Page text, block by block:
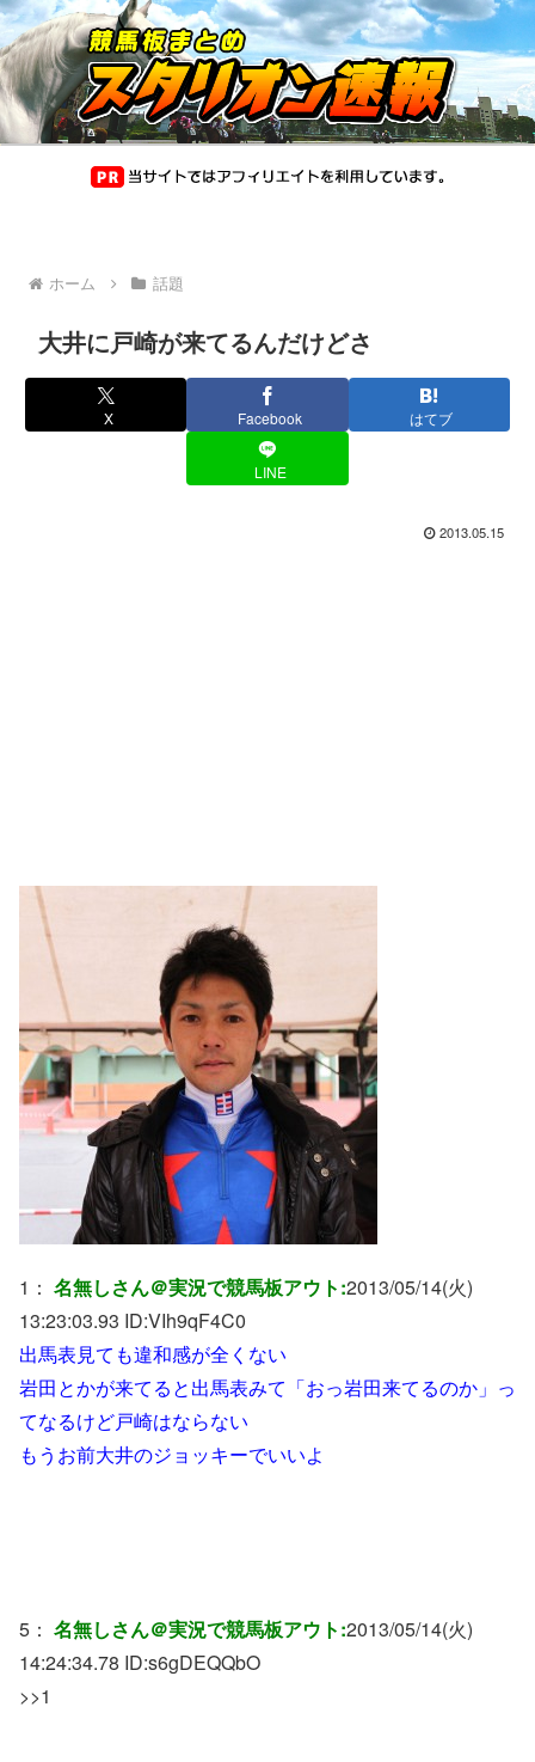
ホーム 話題
大井に戸崎が来てるんだけどさ
X Facebook はてブ
LINE
2013.05.15
1： 名無しさん＠実況で競馬板アウト:2013/05/14(火)
13:23:03.93 ID:VIh9qF4C0
出馬表見ても違和感が全くない
岩田とかが来てると出馬表みて「おっ岩田来てるのか」っ
てなるけど戸崎はならない
もうお前大井のジョッキーでいいよ
5： 名無しさん＠実況で競馬板アウト:2013/05/14(火)
14:24:34.78 ID:s6gDEQQbO
>>1